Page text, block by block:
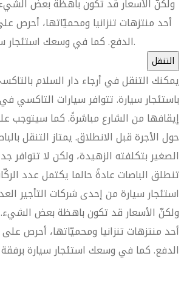
ولكنّ الأسعار قد تكون باهظة بعض
أحد منتزهات تنزانيا ومحميّاتها، أحرص
الدفع. كما في وسعك استئجار سيارة برفقة سائق خاص.
التنقل
يمكنك التنقل في أرجاء دار السلام
باستئجار سيارة. تتوافر سيارات التاكسي
إيقافها من الشارع مباشرةً. كما سيتوجب
حول الأجرة قبل الانطلاق. يمتاز التنقل
الصغير بتكلفته الزهيدة، ولكن لا تتوافر
تنطلق الباصات عادةً حالما يكتمل عدد
استئجار سيارة من إحدى شركات التأجير
ولكنّ الأسعار قد تكون باهظة بعض
أحد منتزهات تنزانيا ومحميّاتها، أحرص على
الدفع. كما في وسعك استئجار سيارة